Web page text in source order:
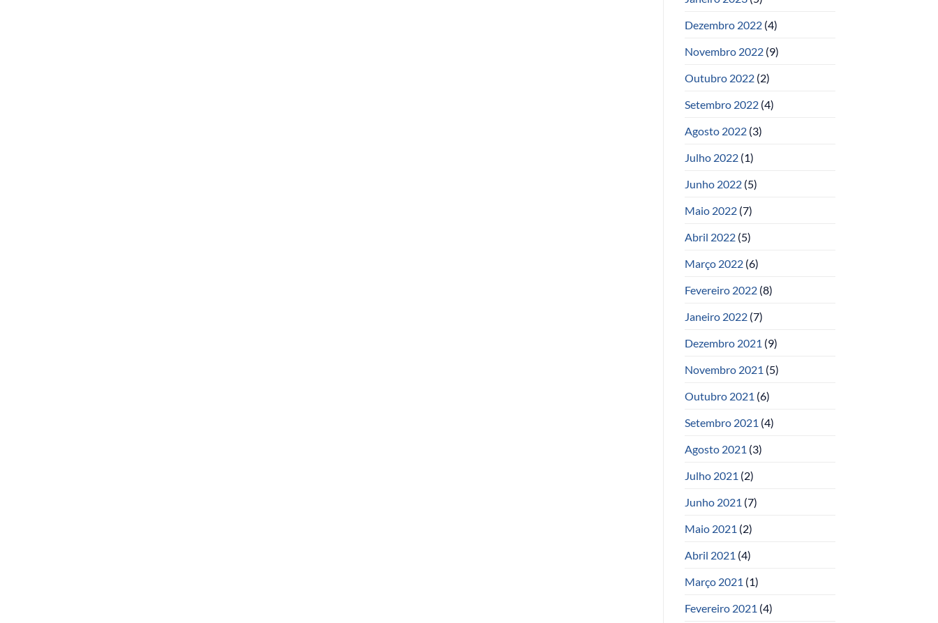
Dezembro 2022(4)
Novembro 2022(9)
Outubro 2022(2)
Setembro 2022(4)
Agosto 2022(3)
Julho 2022(1)
Junho 2022(5)
Maio 2022(7)
Abril 2022(5)
Março 2022(6)
Fevereiro 2022(8)
Janeiro 2022(7)
Dezembro 2021 (9)
Novembro 2021 (5)
Outubro 2021 (6)
Setembro 2021 (4)
Agosto 2021 (3)
Julho 2021 (2)
Junho 2021 (7)
Maio 2021 (2)
Abril 2021 (4)
Março 2021 (1)
Fevereiro 2021 (4)